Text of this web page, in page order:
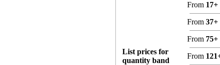
List prices for
quantity band
From 17+
From 37+
From 75+
From